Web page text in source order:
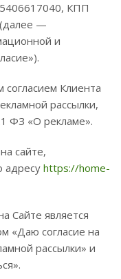
КПП
—
и
согласием Клиента
рассылки,
ФЗ «О рекламе».
сайте,
адресу https://home-
Сайте является
«Даю согласие на
рассылки» и